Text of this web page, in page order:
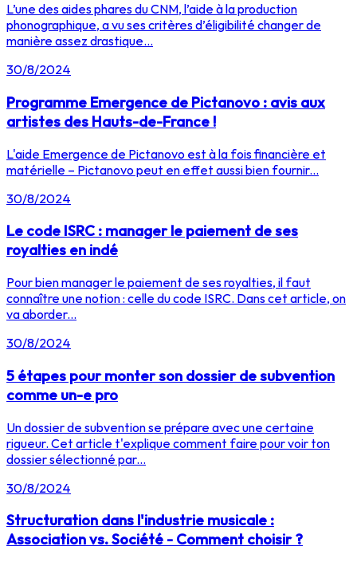
L’une des aides phares du CNM, l’aide à la production
phonographique, a vu ses critères d’éligibilité changer de
manière assez drastique...
30/8/2024
Programme Emergence de Pictanovo : avis aux
artistes des Hauts-de-France !
L'aide Emergence de Pictanovo est à la fois financière et
matérielle – Pictanovo peut en effet aussi bien fournir...
30/8/2024
Le code ISRC : manager le paiement de ses
royalties en indé
Pour bien manager le paiement de ses royalties, il faut
connaître une notion : celle du code ISRC. Dans cet article, on
va aborder...
30/8/2024
5 étapes pour monter son dossier de subvention
comme un-e pro
Un dossier de subvention se prépare avec une certaine
rigueur. Cet article t'explique comment faire pour voir ton
dossier sélectionné par...
30/8/2024
Structuration dans l'industrie musicale :
Association vs. Société - Comment choisir ?